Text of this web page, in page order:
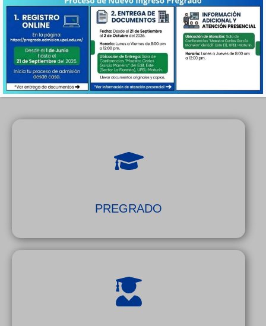
"ANTONIO LIRA
ALCALÁ"
PREGRADO